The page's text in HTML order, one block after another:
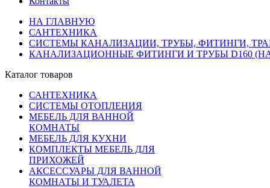
НА ГЛАВНУЮ
САНТЕХНИКА
СИСТЕМЫ КАНАЛИЗАЦИИ, ТРУБЫ, ФИТИНГИ,
КАНАЛИЗАЦИОННЫЕ ФИТИНГИ И ТРУБЫ D160
Каталог товаров
САНТЕХНИКА
СИСТЕМЫ ОТОПЛЕНИЯ
МЕБЕЛЬ ДЛЯ ВАННОЙ
КОМНАТЫ
МЕБЕЛЬ ДЛЯ КУХНИ
КОМПЛЕКТЫ МЕБЕЛЬ ДЛЯ
ПРИХОЖЕЙ
АКСЕССУАРЫ ДЛЯ ВАННОЙ
КОМНАТЫ И ТУАЛЕТА